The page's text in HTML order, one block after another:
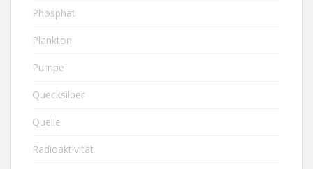
Phosphat
Plankton
Pumpe
Quecksilber
Quelle
Radioaktivität